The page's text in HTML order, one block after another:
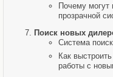
Почему могут
прозрачной
Поиск новых
Система
Как
работы с